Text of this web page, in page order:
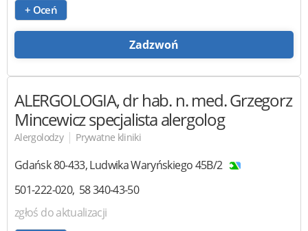
+ Oceń
Zadzwoń
ALERGOLOGIA, dr hab. n. med. Grzegorz
Mincewiczspecjalista alergolog
Alergolodzy | Prywatne kliniki
Gdańsk80-433,Ludwika Waryńskiego 45B/2
501-222-020 58 340-43-50
zgłoś do aktualizacji